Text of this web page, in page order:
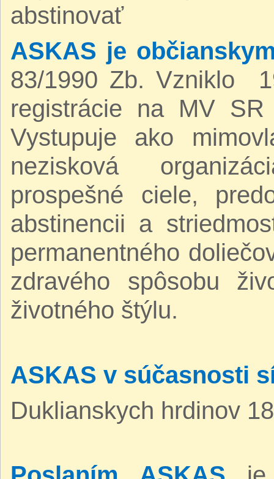
abstinovať
ASKAS je
83/1990 Zb. Vzniklo
registrácie na MV
Vystupuje ako
nezisková
prospešné ciele,
abstinencii a
permanentného
zdravého spôsobu
životného štýlu.
ASKAS v súčasnosti
Duklianskych hrdinov